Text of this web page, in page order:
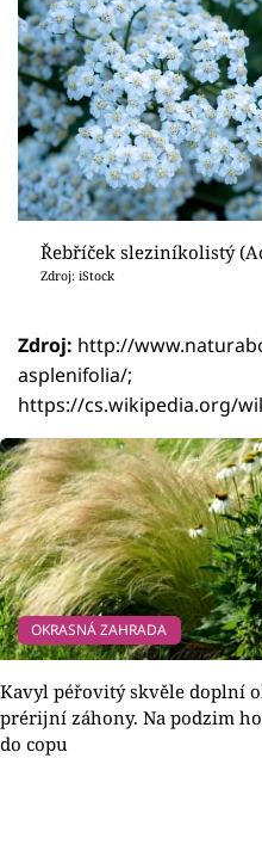
Řebříček sleziníkolistý
Zdroj: iStock
Zdroj: http://
asplenifolia/;
https://cs.wikipedia.org/
OKRASNÁ ZAHRADA
Kavyl péřovitý skvěle doplní
prérijní záhony. Na podzim
do copu